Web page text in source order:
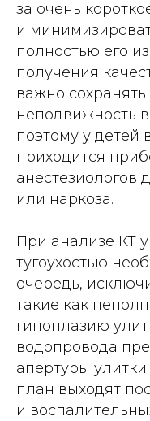
за очень
и
полностью его
получения
важно
неподвижность
поэтому у детей
приходится
анестезиологов
или наркоза.
При анализе КТ
тугоухостью
очередь,
такие как
гипоплазию
водопровода
апертуры
план выходят
и